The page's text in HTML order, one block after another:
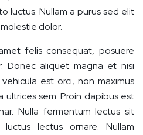
luctus. Nullam a purus sed elit
dolor.
felis consequat, posuere
Donec aliquet magna et nisi
est orci, non maximus
ultrices sem. Proin dapibus est
Nulla fermentum lectus sit
lectus ornare. Nullam